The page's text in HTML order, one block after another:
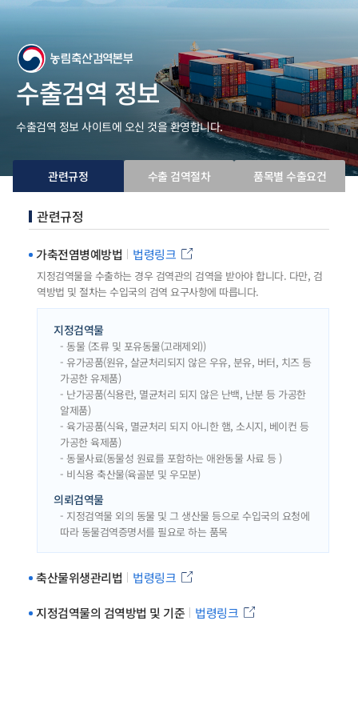
수출검역 정보
수출검역 정보 사이트에 오신 것을 환영합니다.
관련규정 수출 검역절차 품목별 수출요건
관련규정
가축전염병예방법 법령링크
지정검역물을 수출하는 경우 검역관의 검역을 받아야 합니다. 다만, 검
역방법 및 절차는 수입국의 검역 요구사항에 따릅니다.
지정검역물
- 동물 (조류 및 포유동물(고래제외))
- 유가공품(원유, 살균처리되지 않은 우유, 분유, 버터, 치즈 등
가공한 유제품)
- 난가공품(식용란, 멸균처리 되지 않은 난백, 난분 등 가공한
알제품)
- 육가공품(식육, 멸균처리 되지 아니한 햄, 소시지, 베이컨 등
가공한 육제품)
- 동물사료(동물성 원료를 포함하는 애완동물 사료 등 )
- 비식용 축산물(육골분 및 우모분)
의뢰검역물
- 지정검역물 외의 동물 및 그 생산물 등으로 수입국의 요청에
따라 동물검역증명서를 필요로 하는 품목
축산물위생관리법 법령링크
지정검역물의 검역방법 및 기준 법령링크